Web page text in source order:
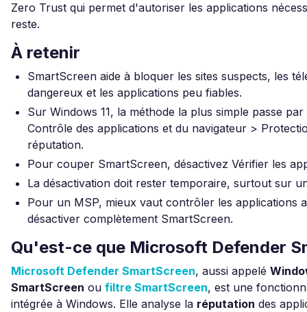
Zero Trust qui permet d'autoriser les applications
reste.
À retenir
SmartScreen aide à bloquer les sites suspects, les
dangereux et les applications peu fiables.
Sur Windows 11, la méthode la plus simple passe
Contrôle des applications et du navigateur >
réputation.
Pour couper SmartScreen, désactivez Vérifier les
La désactivation doit rester temporaire, surtout sur
Pour un MSP, mieux vaut contrôler les applications
désactiver complètement SmartScreen.
Qu'est-ce que Microsoft Defender
Microsoft Defender SmartScreen, aussi appelé
SmartScreen ou filtre SmartScreen, est une
intégrée à Windows. Elle analyse la réputation des